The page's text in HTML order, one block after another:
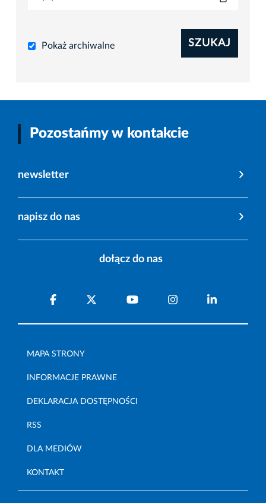
Pokaż archiwalne SZUKAJ
Pozostańmy w kontakcie
newsletter
napisz do nas
dołącz do nas
MAPA STRONY
INFORMACJE PRAWNE
DEKLARACJA DOSTĘPNOŚCI
RSS
DLA MEDIÓW
KONTAKT